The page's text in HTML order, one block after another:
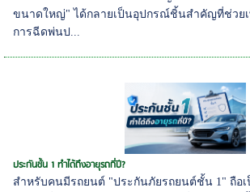
ขนาดใหญ่" ได้กลายเป็นอุปกรณ์ชิ้นสำคัญที่ช่วย
การฉีดพ่นป...
ประกันชั้น 1 ทำได้ถึงอายุรถกี่ปี?
สำหรับคนมีรถยนต์ "ประกันภัยรถยนต์ชั้น 1" ถือ